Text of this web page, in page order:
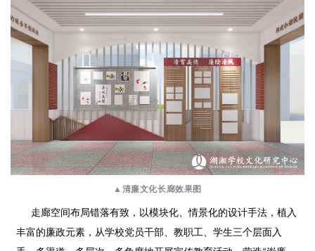
▲清廉文化长廊效果图
走廊空间布局错落有致， 以模块化、情景化的设计手法， 植入
丰富的廉政元素， 从学校党员干部、教职工、学生三个层面入